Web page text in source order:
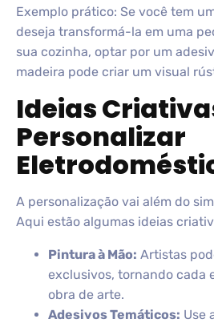
Exemplo prático: Se você tem
deseja transformá-la em uma
sua cozinha, optar por um
madeira pode criar um visual
Ideias
Personalizar
A personalização vai além do
Aqui estão algumas ideias
Pintura à Mão: Artistas
exclusivos, tornando cada
obra de arte.
Adesivos Temáticos: Use